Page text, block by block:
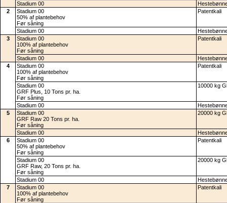
Stadium 00
2
Stadium 00
50% af plantebehov
Før såning
Patentkali
Stadium 00
3
Stadium 00
100% af plantebehov
Før såning
Patentkali
Stadium 00
4
Stadium 00
100% af plantebehov
Før såning
Patentkali
Stadium 00
GRF Plus, 10 Tons pr. ha.
Før såning
10000 kg
Stadium 00
5
Stadium 00
GRF Raw 20 Tons pr. ha.
Før såning
20000 kg
Stadium 00
6
Stadium 00
50% af plantebehov
Før såning
Patentkali
Stadium 00
GRF Raw, 20 Tons pr. ha.
Før såning
20000 kg
Stadium 00
7
Stadium 00
100% af plantebehov
Før såning
Patentkali